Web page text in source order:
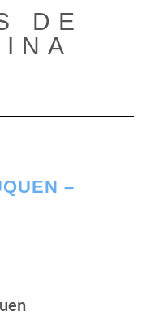
DE
modo de navegación
–